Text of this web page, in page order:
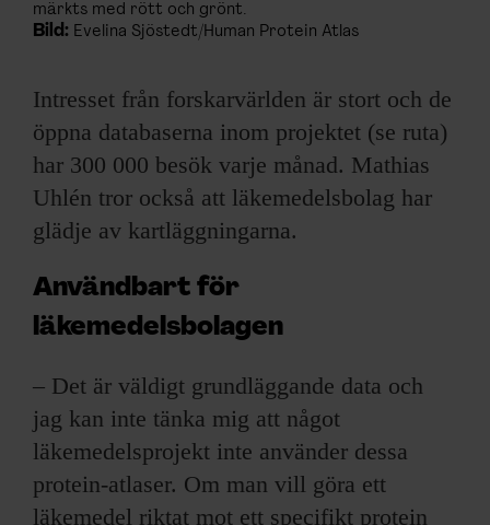
märkts med rött och grönt.
Bild: Evelina Sjöstedt/Human Protein Atlas
Intresset från forskarvärlden är stort och de
öppna databaserna inom projektet (se ruta)
har 300 000 besök varje månad. Mathias
Uhlén tror också att läkemedelsbolag har
glädje av kartläggningarna.
Användbart för
läkemedelsbolagen
– Det är väldigt grundläggande data och
jag kan inte tänka mig att något
läkemedelsprojekt inte använder dessa
protein-atlaser. Om man vill göra ett
läkemedel riktat mot ett specifikt protein